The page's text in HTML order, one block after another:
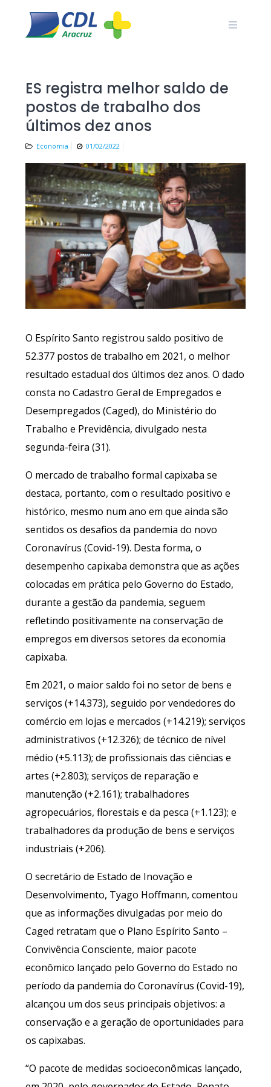
content
ES registra melhor saldo de
postos de trabalho dos
últimos dez anos
Economia 01/02/2022
O Espírito Santo registrou saldo positivo de
52.377 postos de trabalho em 2021, o melhor
resultado estadual dos últimos dez anos. O dado
consta no Cadastro Geral de Empregados e
Desempregados (Caged), do Ministério do
Trabalho e Previdência, divulgado nesta
segunda-feira (31).
O mercado de trabalho formal capixaba se
destaca, portanto, com o resultado positivo e
histórico, mesmo num ano em que ainda são
sentidos os desafios da pandemia do novo
Coronavírus (Covid-19). Desta forma, o
desempenho capixaba demonstra que as ações
colocadas em prática pelo Governo do Estado,
durante a gestão da pandemia, seguem
refletindo positivamente na conservação de
empregos em diversos setores da economia
capixaba.
Em 2021, o maior saldo foi no setor de bens e
serviços (+14.373), seguido por vendedores do
comércio em lojas e mercados (+14.219); serviços
administrativos (+12.326); de técnico de nível
médio (+5.113); de profissionais das ciências e
artes (+2.803); serviços de reparação e
manutenção (+2.161); trabalhadores
agropecuários, florestais e da pesca (+1.123); e
trabalhadores da produção de bens e serviços
industriais (+206).
O secretário de Estado de Inovação e
Desenvolvimento, Tyago Hoffmann, comentou
que as informações divulgadas por meio do
Caged retratam que o Plano Espírito Santo –
Convivência Consciente, maior pacote
econômico lançado pelo Governo do Estado no
período da pandemia do Coronavírus (Covid-19),
alcançou um dos seus principais objetivos: a
conservação e a geração de oportunidades para
os capixabas.
“O pacote de medidas socioeconômicas lançado,